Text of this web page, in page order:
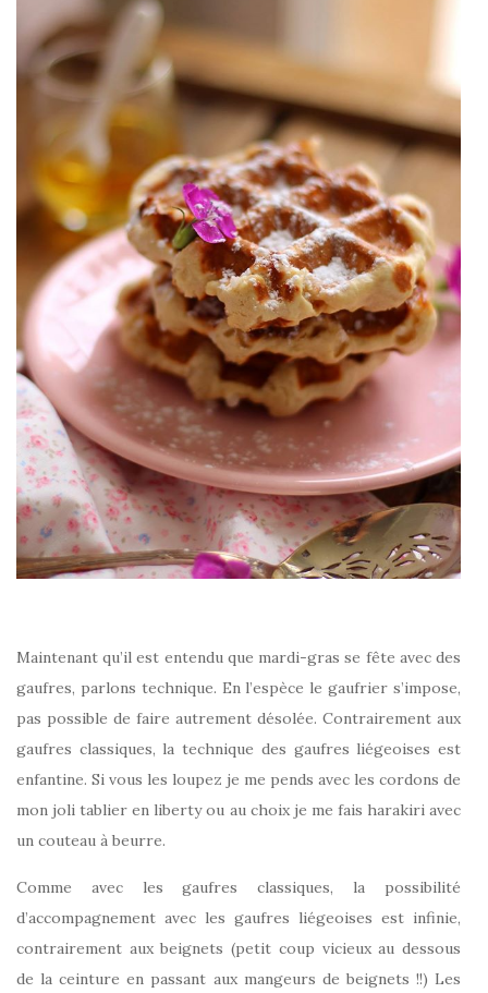
Maintenant qu’il est entendu que mardi-gras se fête avec des
gaufres, parlons technique. En l’espèce le gaufrier s’impose,
pas possible de faire autrement désolée. Contrairement aux
gaufres classiques, la technique des gaufres liégeoises est
enfantine. Si vous les loupez je me pends avec les cordons de
mon joli tablier en liberty ou au choix je me fais harakiri avec
un couteau à beurre.
Comme avec les gaufres classiques, la possibilité
d’accompagnement avec les gaufres liégeoises est infinie,
contrairement aux beignets (petit coup vicieux au dessous
de la ceinture en passant aux mangeurs de beignets !!) Les